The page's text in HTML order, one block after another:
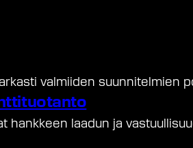
valmiiden suunnitelmien
hankkeen laadun ja